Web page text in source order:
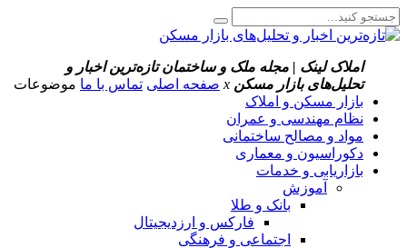
املاک لینک | مجله ملک و ساختمان تازه‌ترین اخبار و
تحلیل‌های بازار مسکن x صفحه اصلی تماس با ما موضوعات
بازار مسکن و املاک
نظام مهندسی و عمران
مواد و مصالح ساختمانی
دکوراسیون و معماری
بازاریابی و خدمات
آموزش
بانک و طلا
فارکس و ارزدیجیتال
اجتماعی و فرهنگی